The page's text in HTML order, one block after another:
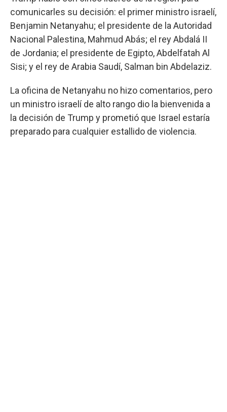
comunicarles su decisión: el primer ministro israelí,
Benjamin Netanyahu; el presidente de la Autoridad
Nacional Palestina, Mahmud Abás; el rey Abdalá II
de Jordania; el presidente de Egipto, Abdelfatah Al
Sisi; y el rey de Arabia Saudí, Salman bin Abdelaziz.
La oficina de Netanyahu no hizo comentarios, pero
un ministro israelí de alto rango dio la bienvenida a
la decisión de Trump y prometió que Israel estaría
preparado para cualquier estallido de violencia.